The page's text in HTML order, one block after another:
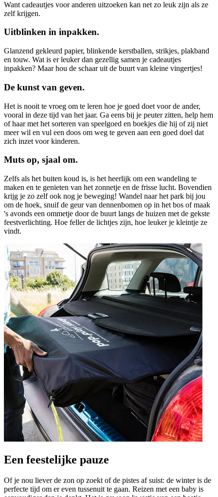
Want cadeautjes voor anderen uitzoeken kan net zo leuk zijn als ze
zelf krijgen.
Uitblinken in inpakken.
Glanzend gekleurd papier, blinkende kerstballen, strikjes, plakband
en touw. Wat is er leuker dan gezellig samen je cadeautjes
inpakken? Maar hou de schaar uit de buurt van kleine vingertjes!
De kunst van geven.
Het is nooit te vroeg om te leren hoe je goed doet voor de ander,
vooral in deze tijd van het jaar. Ga eens bij je peuter zitten, help hem
of haar met het sorteren van speelgoed en boekjes die hij of zij niet
meer wil en vul een doos om weg te geven aan een goed doel dat
zich inzet voor kinderen.
Muts op, sjaal om.
Zelfs als het buiten koud is, is het heerlijk om een wandeling te
maken en te genieten van het zonnetje en de frisse lucht. Bovendien
krijg je zo zelf ook nog je beweging! Wandel naar het park bij jou
om de hoek, snuif de geur van dennenbomen op in het bos of maak
's avonds een ommetje door de buurt langs de huizen met de gekste
feestverlichting. Hoe feller de lichtjes zijn, hoe leuker je kleintje ze
vindt.
Een feestelijke pauze
Of je nou liever de zon op zoekt of de pistes af suist: de winter is de
perfecte tijd om er even tussenuit te gaan. Reizen met een baby is